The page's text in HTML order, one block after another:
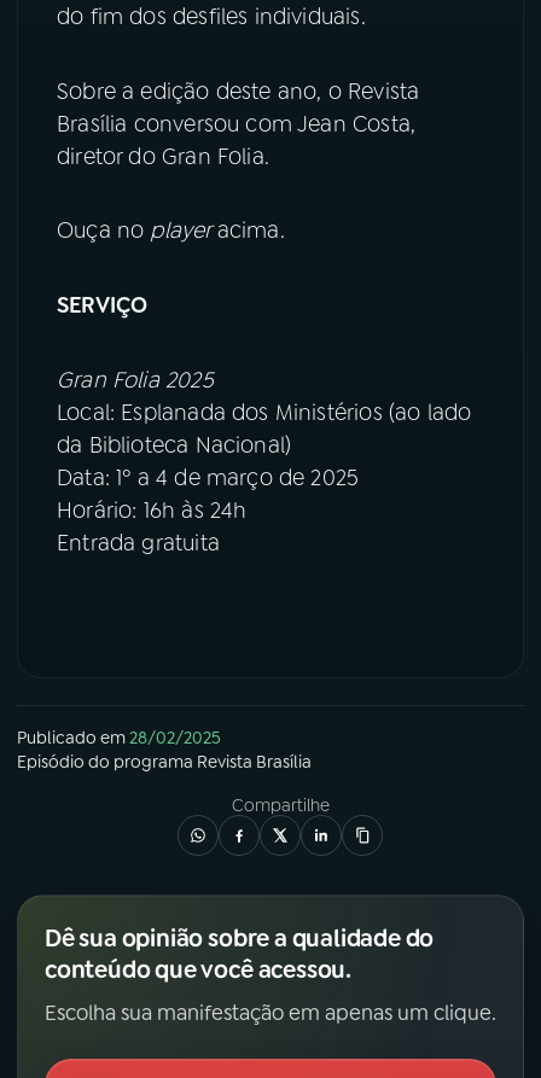
Instagram X
do fim dos desfiles individuais.
Sobre a edição deste ano, o Revista
Brasília conversou com Jean Costa,
diretor do Gran Folia.
Ouça no playeracima.
SERVIÇO
Gran Folia 2025
Local: Esplanada dos Ministérios (ao lado
da Biblioteca Nacional)
Data: 1º a 4 de março de 2025
Horário: 16h às 24h
Entrada gratuita
Publicado em28/02/2025
Episódio do programa Revista Brasília
Compartilhe
Dê sua opinião sobre a qualidade do
conteúdo que você acessou.
Escolha sua manifestação em apenas um clique.